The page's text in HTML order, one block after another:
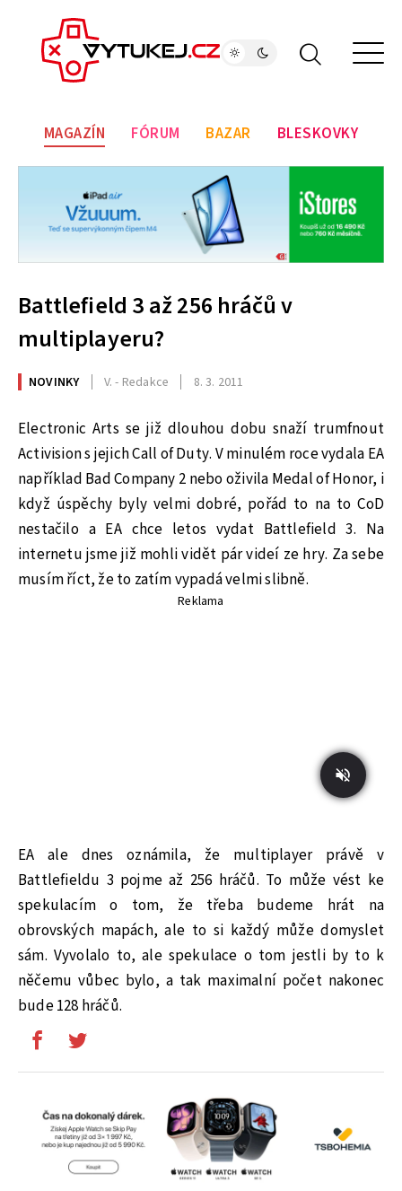
MAGAZÍN FÓRUM BAZAR BLESKOVKY
Battlefield 3 až 256 hráčů v
multiplayeru?
NOVINKY V. - Redakce 8. 3. 2011
Electronic Arts se již dlouhou dobu snaží trumfnout
Activision s jejich Call of Duty. V minulém roce vydala EA
například Bad Company 2 nebo oživila Medal of Honor, i
když úspěchy byly velmi dobré, pořád to na to CoD
nestačilo a EA chce letos vydat Battlefield 3. Na
internetu jsme již mohli vidět pár videí ze hry. Za sebe
musím říct, že to zatím vypadá velmi slibně.
Reklama
EA ale dnes oznámila, že multiplayer právě v
Battlefieldu 3 pojme až 256 hráčů. To může vést ke
spekulacím o tom, že třeba budeme hrát na
obrovských mapách, ale to si každý může domyslet
sám. Vyvolalo to, ale spekulace o tom jestli by to k
něčemu vůbec bylo, a tak maximalní počet nakonec
bude 128 hráčů.